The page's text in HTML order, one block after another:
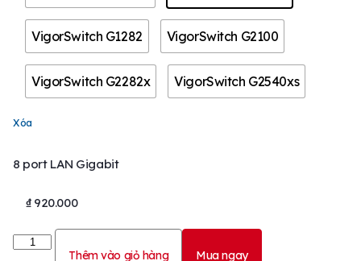
VigorSwitch G1282 VigorSwitch G2100
VigorSwitch G2282x VigorSwitch G2540xs
Xóa
8 port LAN Gigabit
₫920.000
Thêm vào giỏ hàng Mua ngay